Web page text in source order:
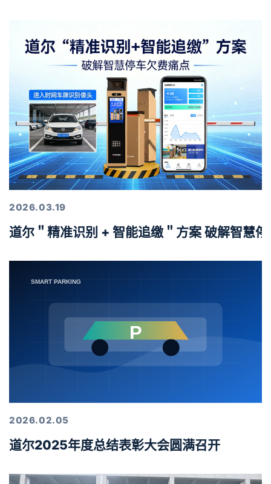
2026.03.19
道尔＂精准识别 + 智能追缴＂方案 破解智慧
2026.02.05
道尔2025年度总结表彰大会圆满召开